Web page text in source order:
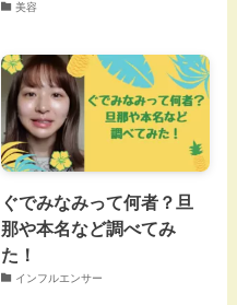
美容
ぐでみなみって何者？旦
那や本名など調べてみ
た！
インフルエンサー